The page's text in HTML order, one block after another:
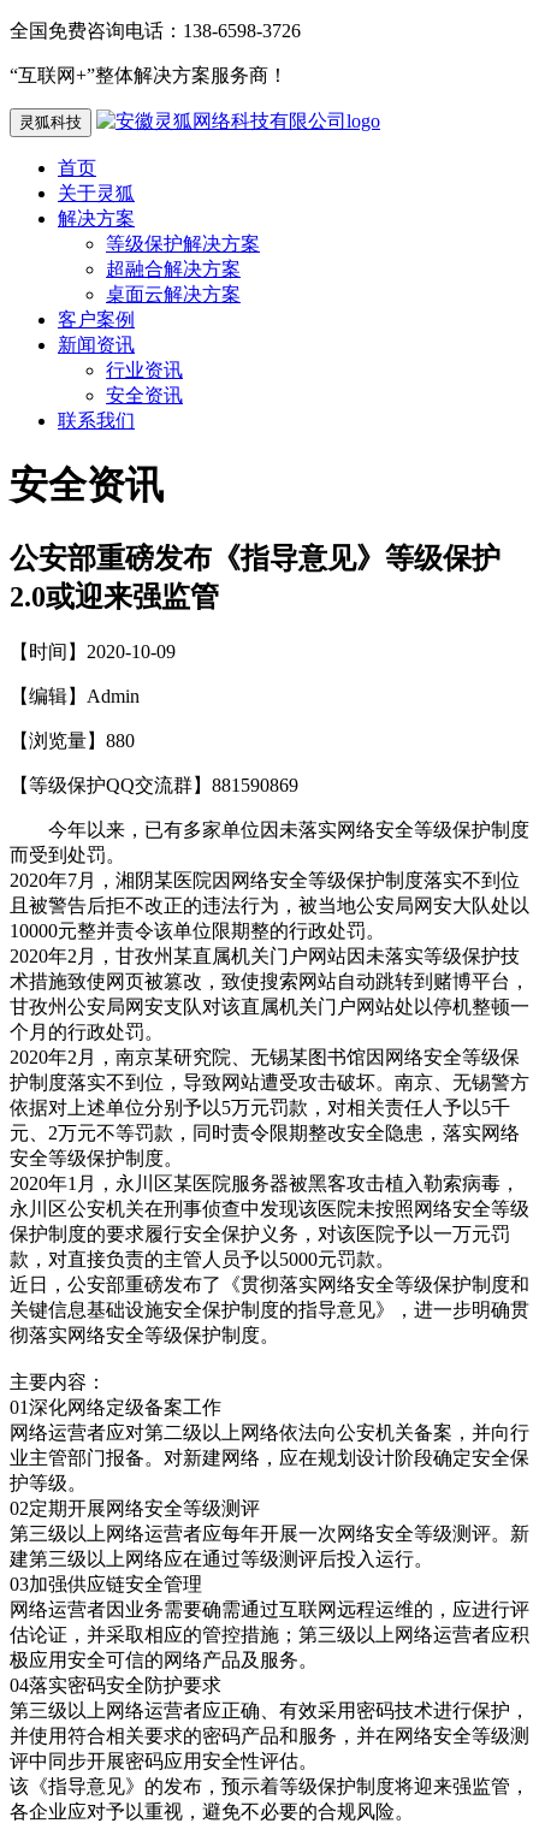
全国免费咨询电话：138-6598-3726
“互联网+”整体解决方案服务商！
灵狐科技
首页
关于灵狐
解决方案
等级保护解决方案
超融合解决方案
桌面云解决方案
客户案例
新闻资讯
行业资讯
安全资讯
联系我们
安全资讯
公安部重磅发布《指导意见》等级保护
2.0或迎来强监管
【时间】2020-10-09
【编辑】Admin
【浏览量】 880
【等级保护QQ交流群】881590869
今年以来，已有多家单位因未落实网络安全等级保护制度
而受到处罚。
2020年7月，湘阴某医院因网络安全等级保护制度落实不到位
且被警告后拒不改正的违法行为，被当地公安局网安大队处以
10000元整并责令该单位限期整的行政处罚。
2020年2月，甘孜州某直属机关门户网站因未落实等级保护技
术措施致使网页被篡改，致使搜索网站自动跳转到赌博平台，
甘孜州公安局网安支队对该直属机关门户网站处以停机整顿一
个月的行政处罚。
2020年2月，南京某研究院、无锡某图书馆因网络安全等级保
护制度落实不到位，导致网站遭受攻击破坏。南京、无锡警方
依据对上述单位分别予以5万元罚款，对相关责任人予以5千
元、2万元不等罚款，同时责令限期整改安全隐患，落实网络
安全等级保护制度。
2020年1月，永川区某医院服务器被黑客攻击植入勒索病毒，
永川区公安机关在刑事侦查中发现该医院未按照网络安全等级
保护制度的要求履行安全保护义务，对该医院予以一万元罚
款，对直接负责的主管人员予以5000元罚款。
近日，公安部重磅发布了《贯彻落实网络安全等级保护制度和
关键信息基础设施安全保护制度的指导意见》，进一步明确贯
彻落实网络安全等级保护制度。
主要内容：
01深化网络定级备案工作
网络运营者应对第二级以上网络依法向公安机关备案，并向行
业主管部门报备。对新建网络，应在规划设计阶段确定安全保
护等级。
02定期开展网络安全等级测评
第三级以上网络运营者应每年开展一次网络安全等级测评。新
建第三级以上网络应在通过等级测评后投入运行。
03加强供应链安全管理
网络运营者因业务需要确需通过互联网远程运维的，应进行评
估论证，并采取相应的管控措施；第三级以上网络运营者应积
极应用安全可信的网络产品及服务。
04落实密码安全防护要求
第三级以上网络运营者应正确、有效采用密码技术进行保护，
并使用符合相关要求的密码产品和服务，并在网络安全等级测
评中同步开展密码应用安全性评估。
该《指导意见》的发布，预示着等级保护制度将迎来强监管，
各企业应对予以重视，避免不必要的合规风险。